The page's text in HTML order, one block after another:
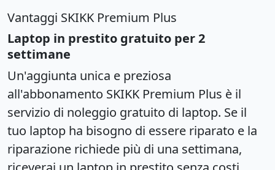
Vantaggi SKIKK Premium Plus
Laptop in prestito gratuito per 2
settimane
Un'aggiunta unica e preziosa
all'abbonamento SKIKK Premium Plus è il
servizio di noleggio gratuito di laptop. Se il
tuo laptop ha bisogno di essere riparato e la
riparazione richiede più di una settimana,